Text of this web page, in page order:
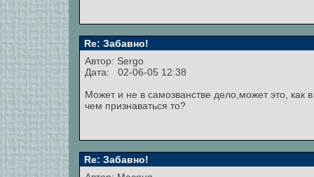
Re: Забавно!
Автор: Sergo
Дата: 02-06-05 12:38
Может и не в самозванстве дело,может это, как
чем признаваться то?
Re: Забавно!